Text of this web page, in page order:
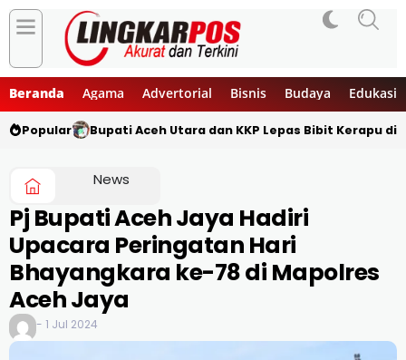
Beranda Agama Advertorial Bisnis Budaya Edukasi
Popular Bupati Aceh Utara dan KKP Lepas Bibit Kerapu di
News
Pj Bupati Aceh Jaya Hadiri
Upacara Peringatan Hari
Bhayangkara ke-78 di Mapolres
Aceh Jaya
- 1 Jul 2024